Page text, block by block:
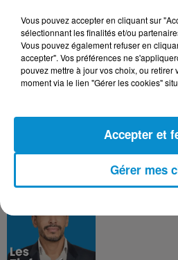
Les
Les
Vous pouvez accepter en cliquant sur
sélectionnant les finalités et/ou
Vous pouvez également refuser en
accepter". Vos préférences ne
pouvez mettre à jour vos choix, ou retirer
moment via le lien "Gérer les cookies"
Gérer mes
Accepter et